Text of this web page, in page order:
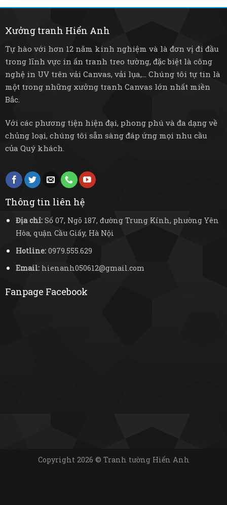
Xưởng tranh Hiển Anh
Tự hào với hơn 12 năm kinh nghiệm và là đơn vị đi đầu
trong lĩnh vực in ấn tranh treo tường, đặc biệt là công
nghệ in UV trên vải Canvas, vải lụa,... Chúng tôi tự tin là
một trong những xưởng tranh Canvas lớn nhất miền
Bắc.
Với các phương tiện hiện đại, phong phú và đa dạng về
chủng loại, chúng tôi sẵn sàng đáp ứng mọi nhu cầu
của Quý khách.
Thông tin liên hệ
Địa chỉ:Số 07, Ngõ 187, đường Trung Kính, phường Yên
Hòa, quận Cầu Giấy, Hà Nội
Hotline:0979.555.629
Email:hienanh050612@gmail.com
Fanpage Facebook
Copyright 2026 © Tranh tường Hiển Anh